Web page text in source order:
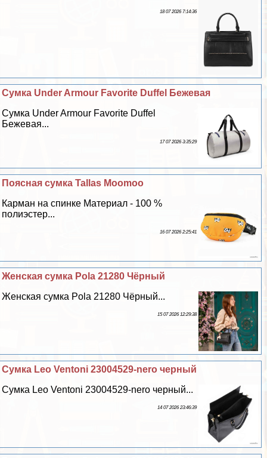
18 07 2026 7:14:36
Сумка Under Armour Favorite Duffel Бежевая
Сумка Under Armour Favorite Duffel
Бежевая...
17 07 2026 3:35:29
Поясная сумка Tallas Moomoo
Карман на спинке Материал - 100 %
полиэстер...
16 07 2026 2:25:41
Женская сумка Pola 21280 Чёрный
Женская сумка Pola 21280 Чёрный...
15 07 2026 12:29:38
Сумка Leo Ventoni 23004529-nero черный
Сумка Leo Ventoni 23004529-nero черный...
14 07 2026 23:46:39